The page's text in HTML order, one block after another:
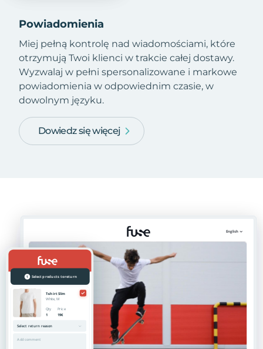
Powiadomienia
Miej pełną kontrolę nad wiadomościami, które
otrzymują Twoi klienci w trakcie całej dostawy.
Wyzwalaj w pełni spersonalizowane i markowe
powiadomienia w odpowiednim czasie, w
dowolnym języku.
Dowiedz się więcej